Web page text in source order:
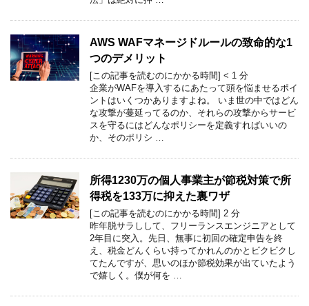
AWS WAFマネージドルールの致命的な1
つのデメリット
[この記事を読むのにかかる時間] < 1 分
企業がWAFを導入するにあたって頭を悩ませるポイ
ントはいくつかありますよね。 いま世の中ではどん
な攻撃が蔓延ってるのか、それらの攻撃からサービ
スを守るにはどんなポリシーを定義すればいいの
か、そのポリシ …
所得1230万の個人事業主が節税対策で所
得税を133万に抑えた裏ワザ
[この記事を読むのにかかる時間] 2 分
昨年脱サラしして、フリーランスエンジニアとして
2年目に突入。先日、無事に初回の確定申告を終
え、税金どんくらい持ってかれんのかとビクビクし
てたんですが、思いのほか節税効果が出ていたよう
で嬉しく。僕が何を …